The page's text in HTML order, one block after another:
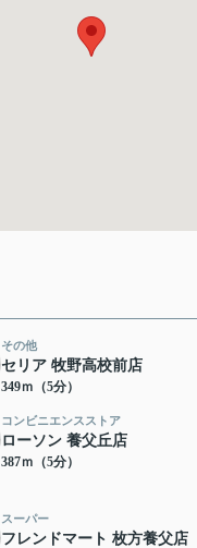
その他
セリア 牧野高校前店
349ｍ（5分）
コンビニエンスストア
ローソン 養父丘店
387ｍ（5分）
スーパー
フレンドマート 枚方養父店